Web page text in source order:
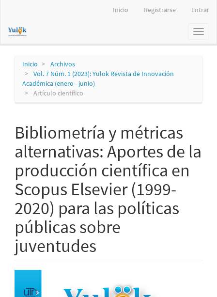
principal
Inicio Registrarse Entrar
Toggle
Inicio
Archivos
Vol. 7 Núm. 1 (2023): Yulök Revista de Innovación
Académica (enero - junio)
Artículo científico
Bibliometría y métricas
alternativas: Aportes de la
producción científica en
Scopus Elsevier (1999-
2020) para las políticas
públicas sobre
juventudes
lateral